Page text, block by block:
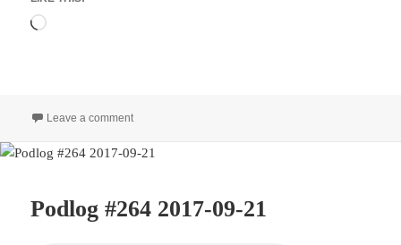
Loading…
Leave a commenton Podlog #266 2017-09-23
Podlog #264 2017-09-21